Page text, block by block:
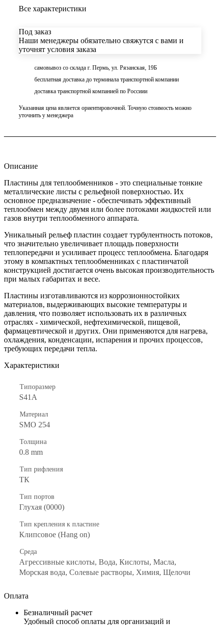
Все характеристики
Под заказ
Наши менеджеры обязательно свяжутся с вами и
уточнят условия заказа
самовывоз со склада г. Пермь, ул. Рязанская, 19Б
бесплатная доставка до терминала транспортной компании
доставка транспортной компанией по Россиии
Указанная цена является ориентировочной. Точную стоимость можно
уточнить у менеджера
Описание
Пластины для теплообменников - это специальные тонкие
металлические листы с рельефной поверхностью. Их
основное предназначение - обеспечивать эффективный
теплообмен между двумя или более потоками жидкостей или
газов внутри теплообменного аппарата.
Уникальный рельеф пластин создает турбулентность потоков,
что значительно увеличивает площадь поверхности
теплопередачи и усиливает процесс теплообмена. Благодаря
этому в компактных теплообменниках с пластинчатой
конструкцией достигается очень высокая производительность
при малых габаритах и весе.
Пластины изготавливаются из коррозионностойких
материалов, выдерживающих высокие температуры и
давления, что позволяет использовать их в различных
отраслях - химической, нефтехимической, пищевой,
фармацевтической и других. Они применяются для нагрева,
охлаждения, конденсации, испарения и прочих процессов,
требующих передачи тепла.
Характеристики
Типоразмер
S41A
Материал
SMO 254
Толщина
0.8 mm
Тип рифления
ТК
Тип портов
Глухая (0000)
Тип крепления к пластине
Клипсовое (Hang on)
Среда
Агрессивные кислоты, Вода, Кислоты, Масла,
Морская вода, Солевые растворы, Химия, Щелочи
Оплата
Безналичный расчет
Удобный способ оплаты для организаций и